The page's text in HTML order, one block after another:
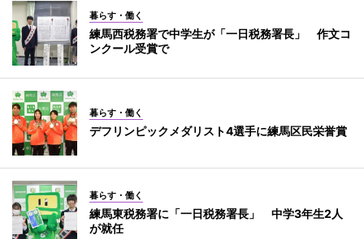
暮らす・働く
練馬西税務署で中学生が「一日税務署長」 作文コ
ンクール受賞で
暮らす・働く
デフリンピックメダリスト4選手に練馬区民栄誉賞
暮らす・働く
練馬東税務署に「一日税務署長」 中学3年生2人
が就任